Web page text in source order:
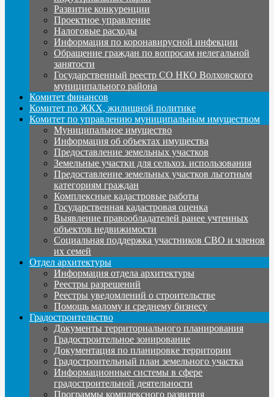
Развитие конкуренции
Проектное управление
Налоговые расходы
Информация по коронавирусной инфекции
Обращение граждан по вопросам нелегальной
занятости
Государственный реестр СО НКО Волховского
муниципального района
Комитет финансов
Комитет по ЖКХ, жилищной политике
Комитет по управлению муниципальным имуществом
Муниципальное имущество
Информация об объектах имущества
Предоставление земельных участков
Земельные участки для сельхоз. использования
Предоставление земельных участков льготным
категориям граждан
Комплексные кадастровые работы
Государственная кадастровая оценка
Выявление правообладателей ранее учтенных
объектов недвижимости
Социальная поддержка участников СВО и членов
их семей
Отдел архитектуры
Информация отдела архитектуры
Реестры разрешений
Реестры уведомлений о строительстве
Помощь малому и среднему бизнесу
Градостроительство
Документы территориального планирования
Градостроительное зонирование
Документация по планировке территории
Градостроительный план земельного участка
Информационные системы в сфере
градостроительной деятельности
Программы комплексного развития